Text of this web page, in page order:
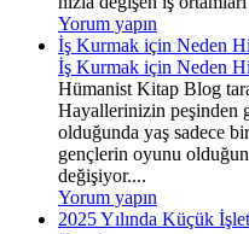
Yorum yapın
İş Kurmak için Neden
İş Kurmak için Neden
Hümanist Kitap Blog
Hayallerinizin peşinden
olduğunda yaş sadece
gençlerin oyunu
değişiyor....
Yorum yapın
2025 Yılında Küçük